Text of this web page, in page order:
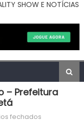
SHOW E NOTÍCIAS
– Prefeitura
fechadosem